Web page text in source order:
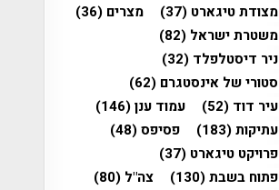
מצודת טיגארט (37) מצרים (36)
משטרת ישראל (82)
ניר דיסטלפלד (32)
סטורי של אינסטגרם (62)
עיר דוד (52) עמוד ענן(146)
עתיקות(183) פסיפס(48)
פרויקט טיגארט (37)
פתוח בשבת(130) צה"ל (80)